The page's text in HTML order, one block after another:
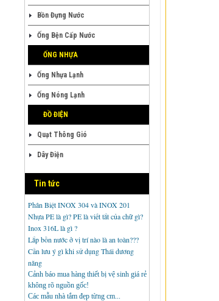
Bồn Đựng Nước
Ống Bện Cấp Nước
ỐNG NHỰA
Ống Nhựa Lạnh
Ống Nóng Lạnh
ĐỒ ĐIỆN
Quạt Thông Gió
Dây Điện
Tin tức
Phân Biệt INOX 304 và INOX 201
Nhựa PE là gì? PE là viết tắt của chữ gì?
Inox 316L là gì ?
Lắp bồn nước ở vị trí nào là an toàn???
Cần lưu ý gì khi sử dụng Thái dương
năng
Cảnh báo mua hàng thiết bị vệ sinh giá rẻ
không rõ nguồn gốc!
Các mẫu nhà tắm đẹp từng cm...